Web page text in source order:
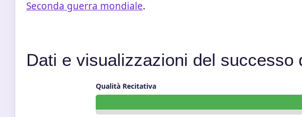
Seconda guerra mondiale.
Dati e visualizzazioni del successo
Qualità Recitativa